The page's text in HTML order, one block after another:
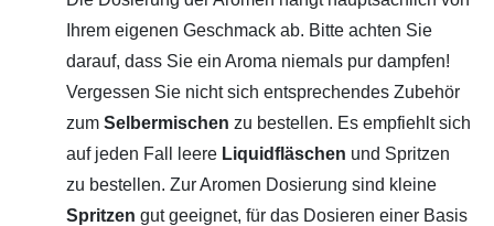
Ihrem eigenen Geschmack ab. Bitte achten Sie
darauf, dass Sie ein Aroma niemals pur dampfen!
Vergessen Sie nicht sich entsprechendes Zubehör
zum Selbermischen zu bestellen. Es empfiehlt sich
auf jeden Fall leere Liquidfläschen und Spritzen
zu bestellen. Zur Aromen Dosierung sind kleine
Spritzen gut geeignet, für das Dosieren einer Basis